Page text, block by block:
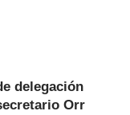
delegación
Orr